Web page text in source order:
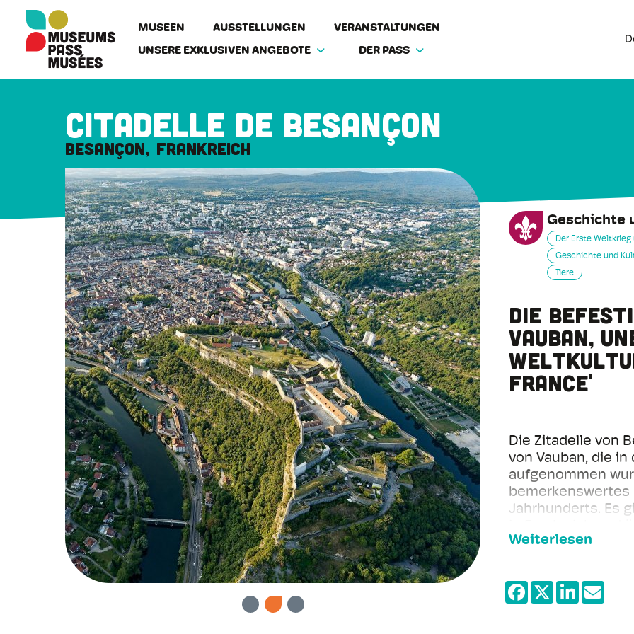
Direkt
Inhalt
MUSEEN AUSSTELLUNGEN
VERANSTALTUNGEN
UNSERE EXKLUSIVEN ANGEBOTE
DER PASS
Citadelle de Besançon
Besançon Frankreich
Geschichte
Der Erste
Geschichte und
Tiere
Die
Vauban,
France'
Die Zitadelle von
von Vauban, die
aufgenommen
bemerkenswertes
Jahrhunderts. Es
Altstadt der
Überblicke von
Weiterlesen
Cookie-Einstellungen